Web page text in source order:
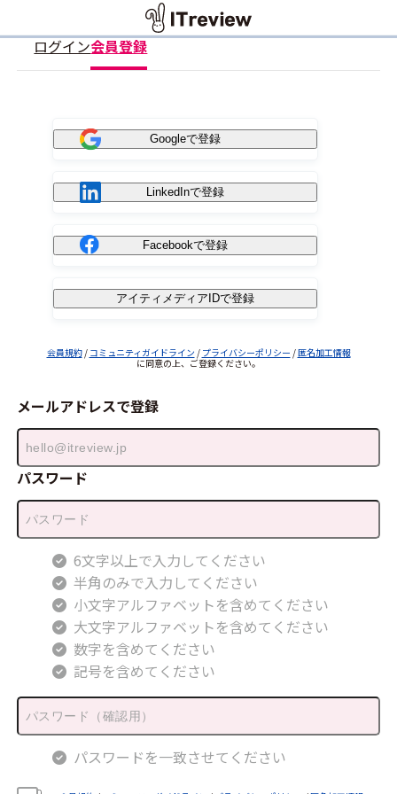
ログイン会員登録
Googleで登録
LinkedInで登録
Facebookで登録
アイティメディアIDで登録
会員規約/ コミュニティガイドライン / プライバシーポリシー /匿名加工情報
に同意の上、ご登録ください。
メールアドレスで登録
パスワード
6文字以上で入力してください
半角のみで入力してください
小文字アルファベットを含めてください
大文字アルファベットを含めてください
数字を含めてください
記号を含めてください
パスワードを一致させてください